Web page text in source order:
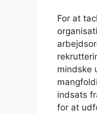
For at
mindske
indsats
for at